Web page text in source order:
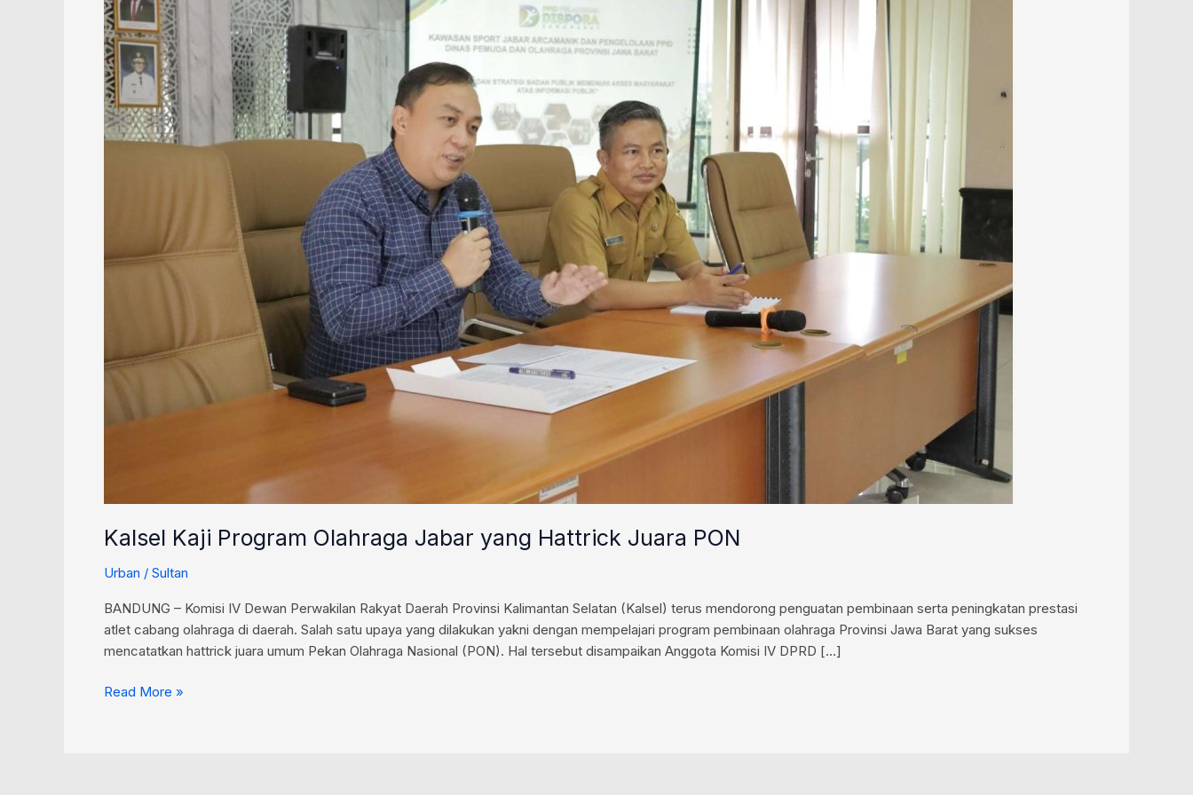
Kalsel Kaji Program Olahraga Jabar yang Hattrick Juara PON
Urban / Sultan
BANDUNG – Komisi IV Dewan Perwakilan Rakyat Daerah Provinsi Kalimantan Selatan (Kalsel) terus mendorong penguatan pembinaan serta peningkatan prestasi
atlet cabang olahraga di daerah. Salah satu upaya yang dilakukan yakni dengan mempelajari program pembinaan olahraga Provinsi Jawa Barat yang sukses
mencatatkan hattrick juara umum Pekan Olahraga Nasional (PON). Hal tersebut disampaikan Anggota Komisi IV DPRD […]
yang
Hattrick
Juara
PON
Read More »